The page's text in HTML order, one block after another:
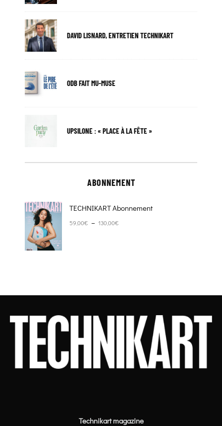
DAVID LISNARD, ENTRETIEN TECHNIKART
ODB FAIT MU-MUSE
UPSILONE : « PLACE À LA FÊTE »
ABONNEMENT
TECHNIKART Abonnement
59,00€ – 130,00€
Technikart magazine